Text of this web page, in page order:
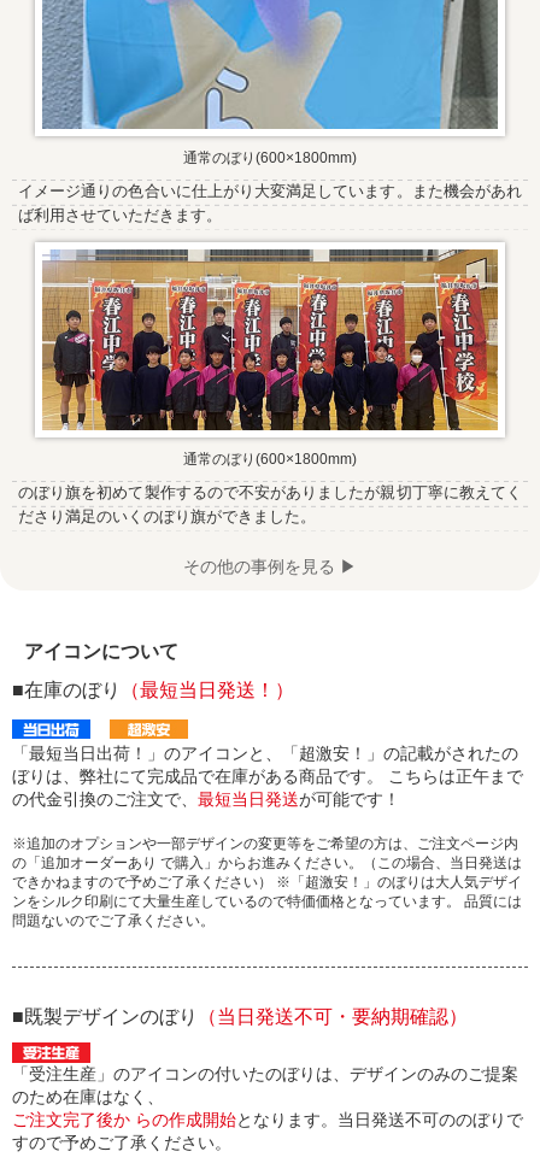
通常のぼり(600×1800mm)
イメージ通りの色合いに仕上がり大変満足しています。また機会があれ
ば利用させていただきます。
通常のぼり(600×1800mm)
のぼり旗を初めて製作するので不安がありましたが親切丁寧に教えてく
ださり満足のいくのぼり旗ができました。
その他の事例を見る ▶
アイコンについて
■在庫のぼり
（最短当日発送！）
「最短当日出荷！」のアイコンと、「超激安！」の記載がされたの
ぼりは、弊社にて完成品で在庫がある商品です。 こちらは正午まで
の代金引換のご注文で、 最短当日発送が可能です！
※追加のオプションや一部デザインの変更等をご希望の方は、ご注文ページ内
の「追加オーダーあり で購入」からお進みください。（この場合、当日発送は
できかねますので予めご了承ください） ※「超激安！」のぼりは大人気デザイ
ンをシルク印刷にて大量生産しているので特価価格となっています。 品質には
問題ないのでご了承ください。
■既製デザインのぼり （当日発送不可・要納期確認）
「受注生産」のアイコンの付いたのぼりは、デザインのみのご提案
のため在庫はなく、
ご注文完了後か らの作成開始となります。当日発送不可ののぼりで
すので予めご了承ください。